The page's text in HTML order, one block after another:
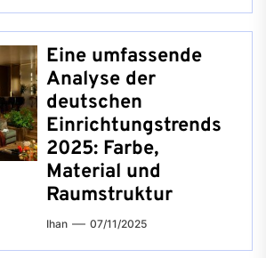
Eine umfassende
Analyse der
deutschen
Einrichtungstrends
2025: Farbe,
Material und
Raumstruktur
Ihan 07/11/2025